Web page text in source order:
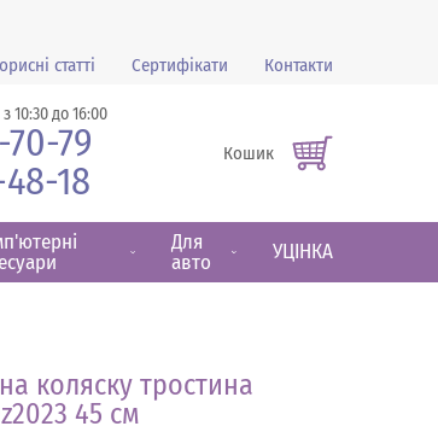
статті Сертифікати Контакти
10:30 до 16:00
79
18
Кошик
Для
авто
УЦІНКА
коляску тростина
45 см